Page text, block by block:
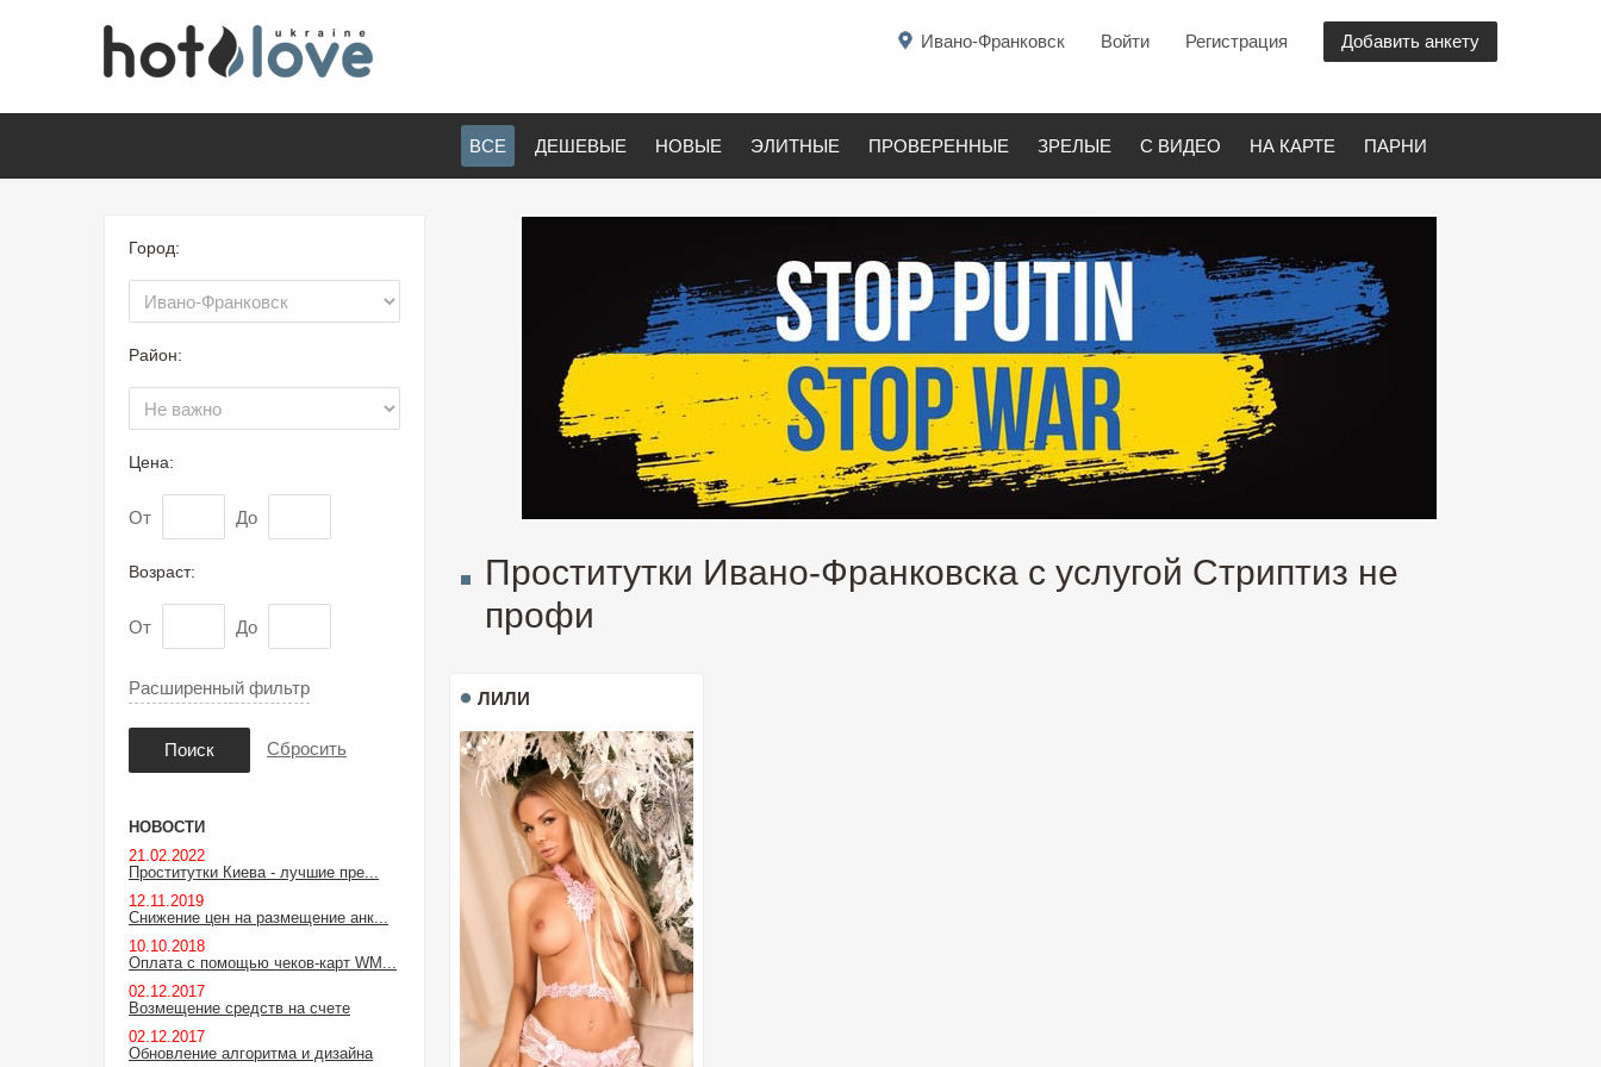
Добавить анкету
Регистрация
Войти
Ивано-Франковск
ВСЕ ДЕШЕВЫЕ НОВЫЕ ЭЛИТНЫЕ ПРОВЕРЕННЫЕ ЗРЕЛЫЕ С ВИДЕО НА КАРТЕ ПАРНИ
Проститутки Ивано-Франковска с услугой Стриптиз не
профи
ЛИЛИ
Город:
Район:
Цена:
От До
Возраст:
От До
Расширенный фильтр
Поиск Сбросить
НОВОСТИ
21.02.2022
Проститутки Киева - лучшие пре...
12.11.2019
Снижение цен на размещение анк...
10.10.2018
Оплата с помощью чеков-карт WM...
02.12.2017
Возмещение средств на счете
02.12.2017
Обновление алгоритма и дизайна